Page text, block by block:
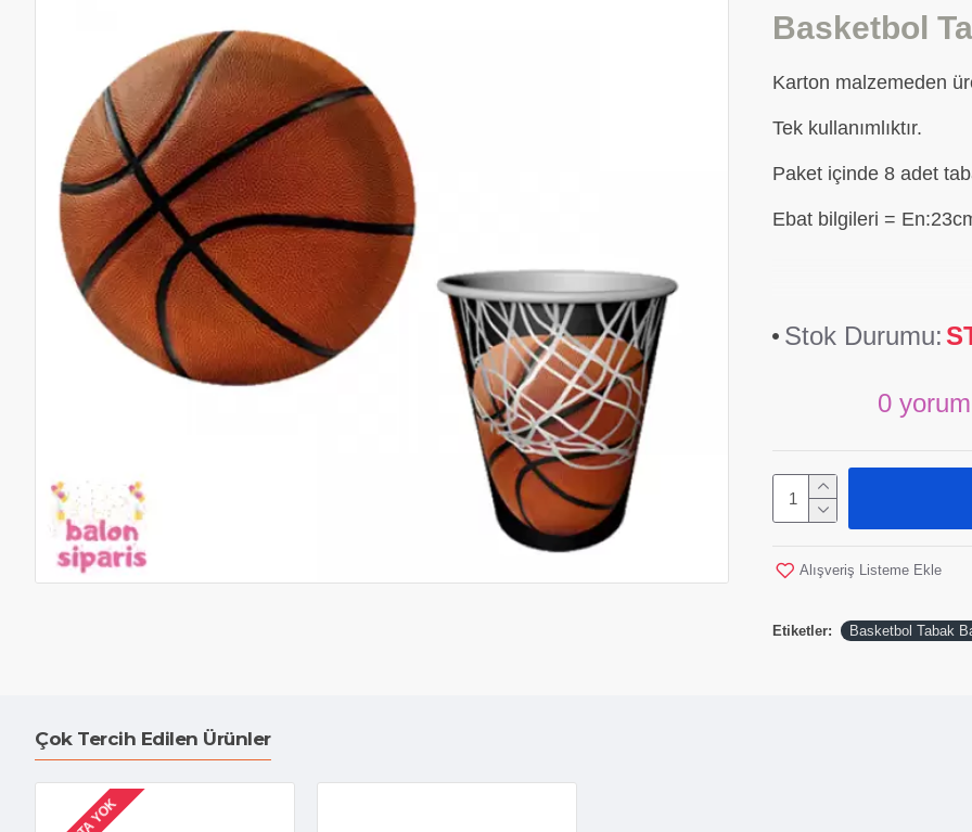
Basketbol
Karton malzemeden
Tek kullanımlıktır.
Paket içinde 8 adet
Ebat bilgileri =
Stok Durumu:
0 yorum
Alışveriş Listeme Ekle
Etiketler: Basketbol Tabak
Çok Tercih Edilen Ürünler